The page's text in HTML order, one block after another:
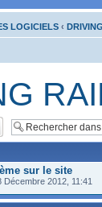
LOGICIELS ‹
sur le site
Décembre 2012, 11:41